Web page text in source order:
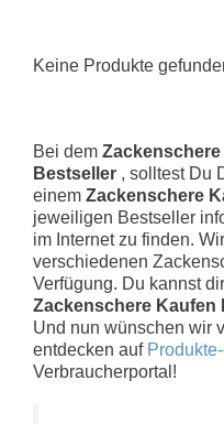
Keine Produkte
Bei dem
Bestseller , solltest Du
einem Zackenschere
jeweiligen Bestseller
im Internet zu finden.
verschiedenen
Verfügung. Du kannst
Zackenschere
Und nun wünschen wir
entdecken auf
Verbraucherportal!